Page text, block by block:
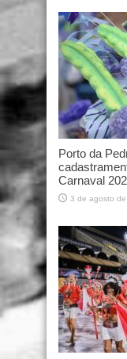
Porto da
Carnaval
3 de agosto